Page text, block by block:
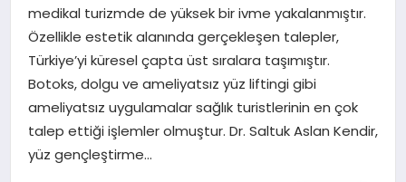
TEKNOLOJI
medikal turizmde de yüksek bir ivme yakalanmıştır.
Özellikle estetik alanında gerçekleşen talepler,
Türkiye’yi küresel çapta üst sıralara taşımıştır.
Botoks, dolgu ve ameliyatsız yüz liftingi gibi
ameliyatsız uygulamalar sağlık turistlerinin en çok
talep ettiği işlemler olmuştur. Dr. Saltuk Aslan Kendir,
yüz gençleştirme…